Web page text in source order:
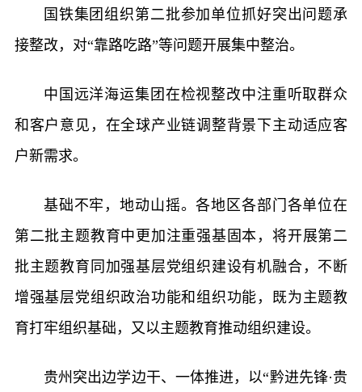
国铁集团组织第二批参加单位抓好突出问题承
接整改，对“靠路吃路”等问题开展集中整治。
中国远洋海运集团在检视整改中注重听取群众
和客户意见，在全球产业链调整背景下主动适应客
户新需求。
基础不牢，地动山摇。各地区各部门各单位在
第二批主题教育中更加注重强基固本，将开展第二
批主题教育同加强基层党组织建设有机融合，不断
增强基层党组织政治功能和组织功能，既为主题教
育打牢组织基础，又以主题教育推动组织建设。
贵州突出边学边干、一体推进，以“黔进先锋·贵